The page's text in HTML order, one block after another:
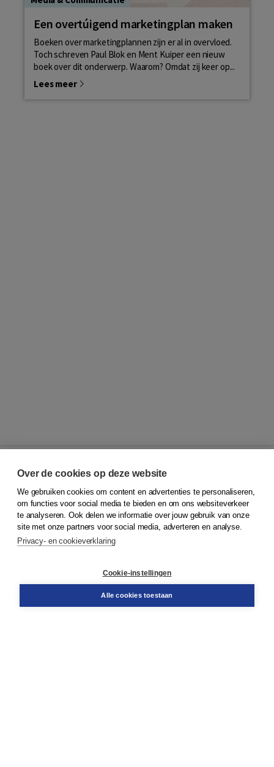
Een overtúigend marketingplan maken
Boeken over marketingplannen zijn er al in overvloed.
Toch schreven Paul Blok en Ment Kuiper een nieuw
boek over dit onderwerp. Waarom? Omdat zij keer op...
Lees meer
© 2026Koninklijke Boom uitgevers
Klantenservice
Service & informatie
Contact
Over de cookies op deze website
We gebruiken cookies om content en advertenties te personaliseren,
om functies voor social media te bieden en om ons websiteverkeer
te analyseren. Ook delen we informatie over jouw gebruik van onze
site met onze partners voor social media, adverteren en analyse.
Privacy- en cookieverklaring
Cookie-instellingen
Alle cookies toestaan